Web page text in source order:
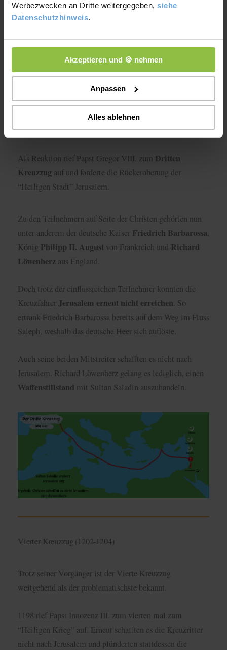
Werbezwecken an Dritte weitergegeben, siehe
Datenschutzhinweis.
Akzeptieren und 🍪 nehmen
Anpassen
Alles ablehnen
Dritter Kreuzzug (1189-1192)
Im Jahr 1187 setzte das muslimische Heer, nun unter der
Sultan Saladin, ihren Eroberungsfeldzug fort
und schaffte es, Jerusalem zu erobern.
Als Reaktion rief Papst Gregor VIII. zum Dritten
Kreuzzug auf und forderte die Rückeroberung der
“Heiligen Stadt” Jerusalem.
Zu den Teilnehmern auf Seite der Christen gehörten nun
unter anderem der deutsche Kaiser Friedrich Barbarossa,
König Philipp II. August von Frankreich und Richard
Löwenherz aus England.
Doch trotz der einflussreichen Teilnehmer konnten die
KreuzfahrerJerusalem erneut nicht erreichen . So
ertrank Friedrich Barbarossa bereits auf dem Weg im Fluss
Saleph, weshalb das deutsche Heer sich auflöste.
Auch seine beiden Mitstreiter schafften es nicht nach
Jerusalem. Richard Löwenherz gelang es lediglich, einen
Waffenstillstand mit Sultan Saladin auszuhandeln.
Vierter Kreuzzug (1202-1204)
Trotz seiner Vorgänger ist der Vierte Kreuzzug
weitgehend als der problematischste bekannt.
1198 rief Papst Innozenz III. zum vierten mal zum
“Heiligen Krieg” auf. Erneut schafften es die Kreuzritter
nicht nach Jerusalem und plünderten stattdessen die